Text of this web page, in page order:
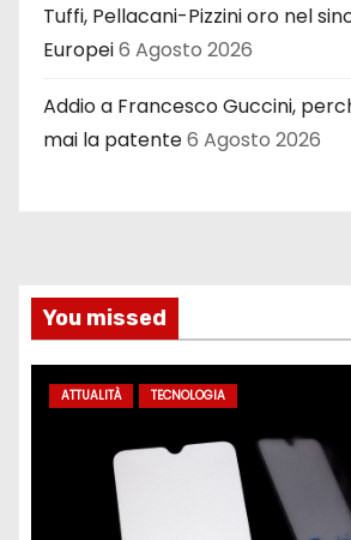
Tuffi, Pellacani-Pizzini oro nel
Europei6 Agosto 2026
Addio a Francesco Guccini,
mai la patente6 Agosto 2026
You missed
ATTUALITÀ TECNOLOGIA